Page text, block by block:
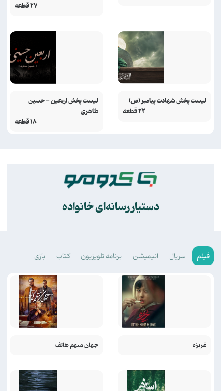
۲۷ قطعه
۲۲ قطعه
لیست پخش شهادت پیامبر (ص)
۱۸ قطعه
لیست پخش اربعین - حسین
طاهری
دستیار رسانه‌ای خانواده
فیلم سریال انیمیشن برنامه تلویزیون کتاب بازی
غریزه جهان مبهم هاتف